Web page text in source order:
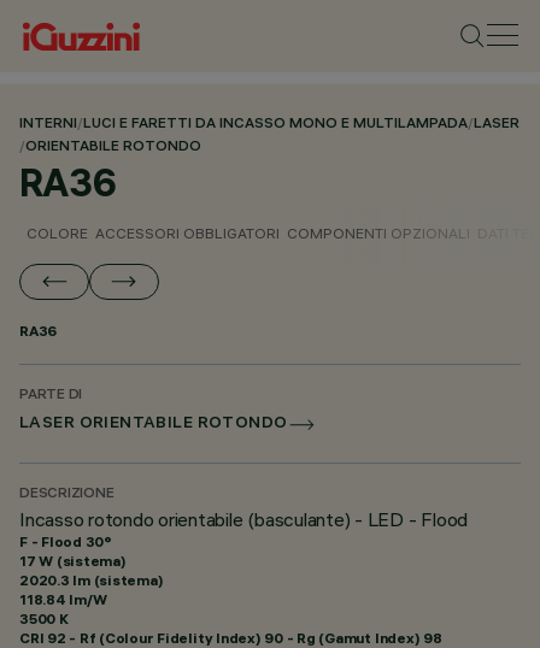
INTERNI/LUCI E FARETTI DA INCASSO MONO E MULTILAMPADA/LASER
/ORIENTABILE ROTONDO
RA36
COLORE ACCESSORI OBBLIGATORI COMPONENTI OPZIONALI
RA36
PARTE DI
LASER ORIENTABILE ROTONDO
DESCRIZIONE
Incasso rotondo orientabile (basculante) - LED - Flood
F - Flood 30°
17 W (sistema)
2020.3 lm (sistema)
118.84 lm/W
3500 K
CRI 92 - Rf (Colour Fidelity Index) 90 - Rg (Gamut Index) 98